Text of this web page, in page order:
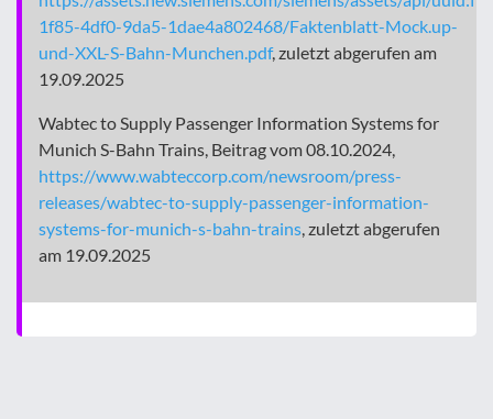
1f85-4df0-9da5-1dae4a802468/Faktenblatt-Mock.up-
und-XXL-S-Bahn-Munchen.pdf, zuletzt abgerufen am
19.09.2025
Wabtec to Supply Passenger Information Systems for
Munich S-Bahn Trains, Beitrag vom 08.10.2024,
https://www.wabteccorp.com/newsroom/press-
releases/wabtec-to-supply-passenger-information-
systems-for-munich-s-bahn-trains, zuletzt abgerufen
am 19.09.2025